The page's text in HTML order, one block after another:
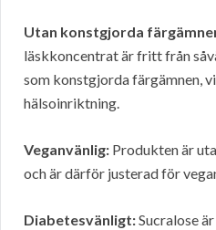
Utan konstgjorda
läskkoncentrat är fritt från
som konstgjorda färgämnen,
hälsoinriktning.
Veganvänlig: Produkten är
och är därför justerad för
Diabetesvänligt:Sucralose